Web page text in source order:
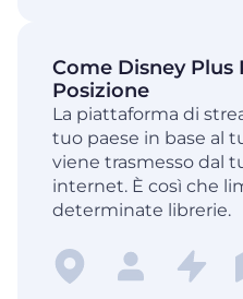
Come Disney Plus
Posizione
La piattaforma di
tuo paese in base al
viene trasmesso dal
internet. È così che
determinate librerie.